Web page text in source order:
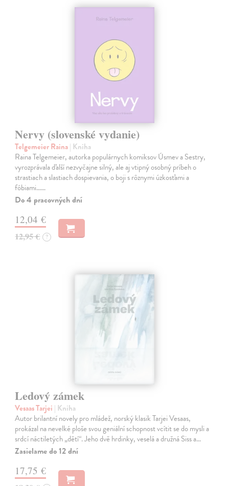
Nervy (slovenské vydanie)
Telgemeier Raina| Kniha
Raina Telgemeier, autorka populárnych komiksov Úsmev a Sestry,
vyrozprávala ďalší nezvyčajne silný, ale aj vtipný osobný príbeh o
strastiach a slastiach dospievania, o boji s rôznymi úzkosťami a
fóbiami...…
Do 4 pracovných dní
12,04 €
12,95 € ?
Ledový zámek
Vesaas Tarjei | Kniha
Autor brilantní novely pro mládež, norský klasik Tarjei Vesaas,
prokázal na nevelké ploše svou geniální schopnost vcítit se do mysli a
srdcí náctiletých „dětí“. Jeho dvě hrdinky, veselá a družná Siss a…
Zasielame do 12 dní
17,75 €